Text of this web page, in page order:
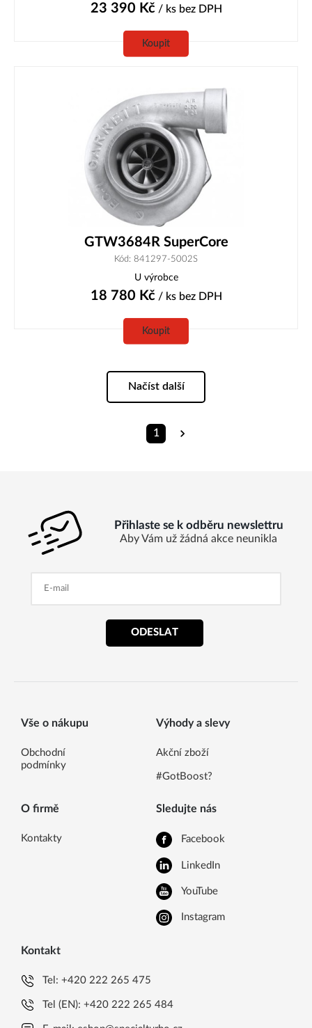
23 390 Kč/ ks bez DPH
Koupit
GTW3684R SuperCore
Kód: 841297-5002S
U výrobce
18 780 Kč/ ks bez DPH
Koupit
Načíst další
1
Přihlaste se k odběru newslettru
Aby Vám už žádná akce neunikla
ODESLAT
Vše o nákupu
Obchodní
podmínky
Výhody a slevy
Akční zboží
#GotBoost?
O firmě
Kontakty
Sledujte nás
Facebook
LinkedIn
YouTube
Instagram
Kontakt
Tel:+420 222 265 475
Tel (EN):+420 222 265 484